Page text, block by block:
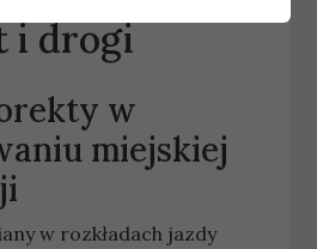
i drogi
w
miejskiej
w rozkładach jazdy